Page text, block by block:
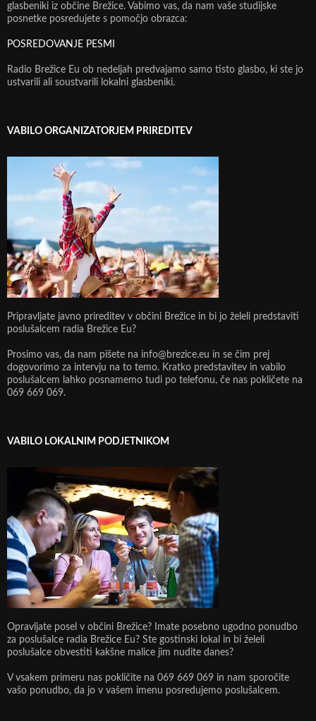
glasbeniki iz občine Brežice. Vabimo vas, da nam vaše studijske
posnetke posredujete s pomočjo obrazca:
POSREDOVANJE PESMI
Radio Brežice Eu ob nedeljah predvajamo samo tisto glasbo, ki ste jo
ustvarili ali soustvarili lokalni glasbeniki.
VABILO ORGANIZATORJEM PRIREDITEV
Pripravljate javno prireditev v občini Brežice in bi jo želeli predstaviti
poslušalcem radia Brežice Eu?
Prosimo vas, da nam pišete na info@brezice.eu in se čim prej
dogovorimo za intervju na to temo. Kratko predstavitev in vabilo
poslušalcem lahko posnamemo tudi po telefonu, če nas pokličete na
069 669 069.
VABILO LOKALNIM PODJETNIKOM
Opravljate posel v občini Brežice? Imate posebno ugodno ponudbo
za poslušalce radia Brežice Eu? Ste gostinski lokal in bi želeli
poslušalce obvestiti kakšne malice jim nudite danes?
V vsakem primeru nas pokličite na 069 669 069 in nam sporočite
vašo ponudbo, da jo v vašem imenu posredujemo poslušalcem.